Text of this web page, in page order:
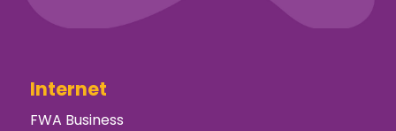
Internet
FWA Business